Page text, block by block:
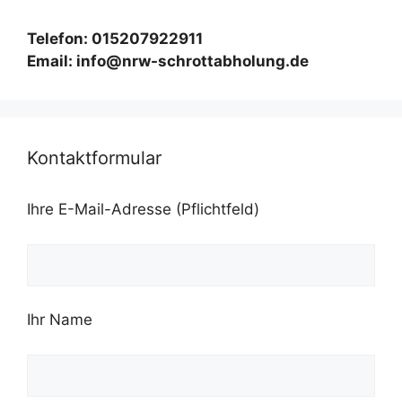
Telefon: 015207922911
Email: info@nrw-schrottabholung.de
Kontaktformular
Ihre E-Mail-Adresse (Pflichtfeld)
Ihr Name